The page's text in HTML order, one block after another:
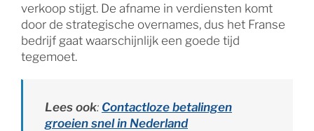
verkoop stijgt. De afname in verdiensten komt
door de strategische overnames, dus het Franse
bedrijf gaat waarschijnlijk een goede tijd
tegemoet.
Lees ook: Contactloze betalingen
groeien snel in Nederland